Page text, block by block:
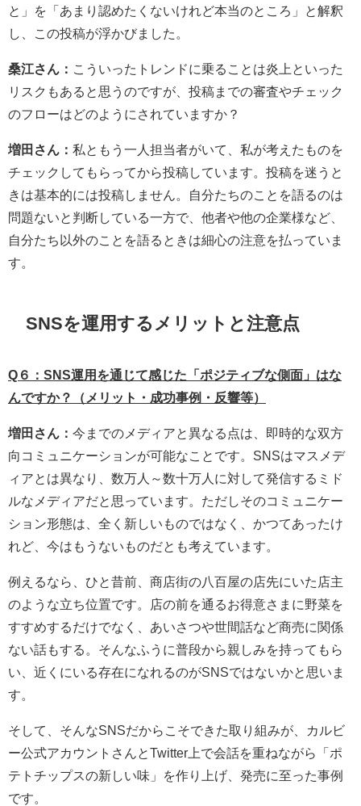
と」を「あまり認めたくないけれど本当のところ」と解釈
し、この投稿が浮かびました。
桑江さん：
こういったトレンドに乗ることは炎上といった
リスクもあると思うのですが、投稿までの審査やチェック
のフローはどのようにされていますか？
増田さん： 私ともう一人担当者がいて、私が考えたものを
チェックしてもらってから投稿しています。投稿を迷うと
きは基本的には投稿しません。自分たちのことを語るのは
問題ないと判断している一方で、他者や他の企業様など、
自分たち以外のことを語るときは細心の注意を払っていま
す。
SNSを運用するメリットと注意点
Q６：SNS運用を通じて感じた「ポジティブな側面」はな
んですか？（メリット・成功事例・反響等）
増田さん： 今までのメディアと異なる点は、即時的な双方
向コミュニケーションが可能なことです。SNSはマスメデ
ィアとは異なり、数万人～数十万人に対して発信するミド
ルなメディアだと思っています。ただしそのコミュニケー
ション形態は、全く新しいものではなく、かつてあったけ
れど、今はもうないものだとも考えています。
例えるなら、ひと昔前、商店街の八百屋の店先にいた店主
のような立ち位置です。店の前を通るお得意さまに野菜を
すすめするだけでなく、あいさつや世間話など商売に関係
ない話もする。そんなふうに普段から親しみを持ってもら
い、近くにいる存在になれるのがSNSではないかと思いま
す。
そして、そんなSNSだからこそできた取り組みが、カルビ
ー公式アカウントさんとTwitter上で会話を重ねながら「ポ
テトチップスの新しい味」を作り上げ、発売に至った事例
です。